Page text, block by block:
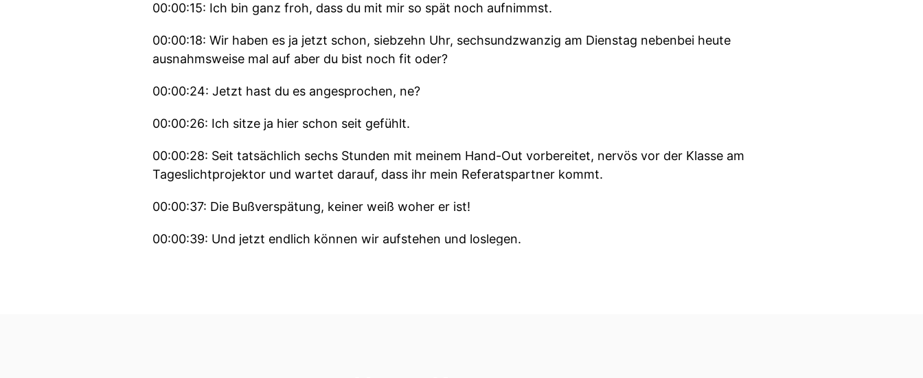
00:00:15: Ich bin ganz froh, dass du mit mir so spät noch aufnimmst.
00:00:18: Wir haben es ja jetzt schon, siebzehn Uhr, sechsundzwanzig am Dienstag nebenbei heute
ausnahmsweise mal auf aber du bist noch fit oder?
00:00:24: Jetzt hast du es angesprochen, ne?
00:00:26: Ich sitze ja hier schon seit gefühlt.
00:00:28: Seit tatsächlich sechs Stunden mit meinem Hand-Out vorbereitet, nervös vor der Klasse am
Tageslichtprojektor und wartet darauf, dass ihr mein Referatspartner kommt.
00:00:37: Die Bußverspätung, keiner weiß woher er ist!
00:00:39: Und jetzt endlich können wir aufstehen und loslegen.